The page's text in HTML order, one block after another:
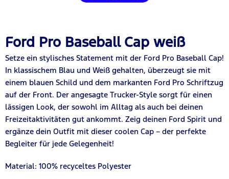
Ford Pro Baseball Cap weiß
Setze ein stylisches Statement mit der Ford Pro Baseball Cap!
In klassischem Blau und Weiß gehalten, überzeugt sie mit
einem blauen Schild und dem markanten Ford Pro Schriftzug
auf der Front. Der angesagte Trucker-Style sorgt für einen
lässigen Look, der sowohl im Alltag als auch bei deinen
Freizeitaktivitäten gut ankommt. Zeig deinen Ford Spirit und
ergänze dein Outfit mit dieser coolen Cap – der perfekte
Begleiter für jede Gelegenheit!
Material: 100% recyceltes Polyester